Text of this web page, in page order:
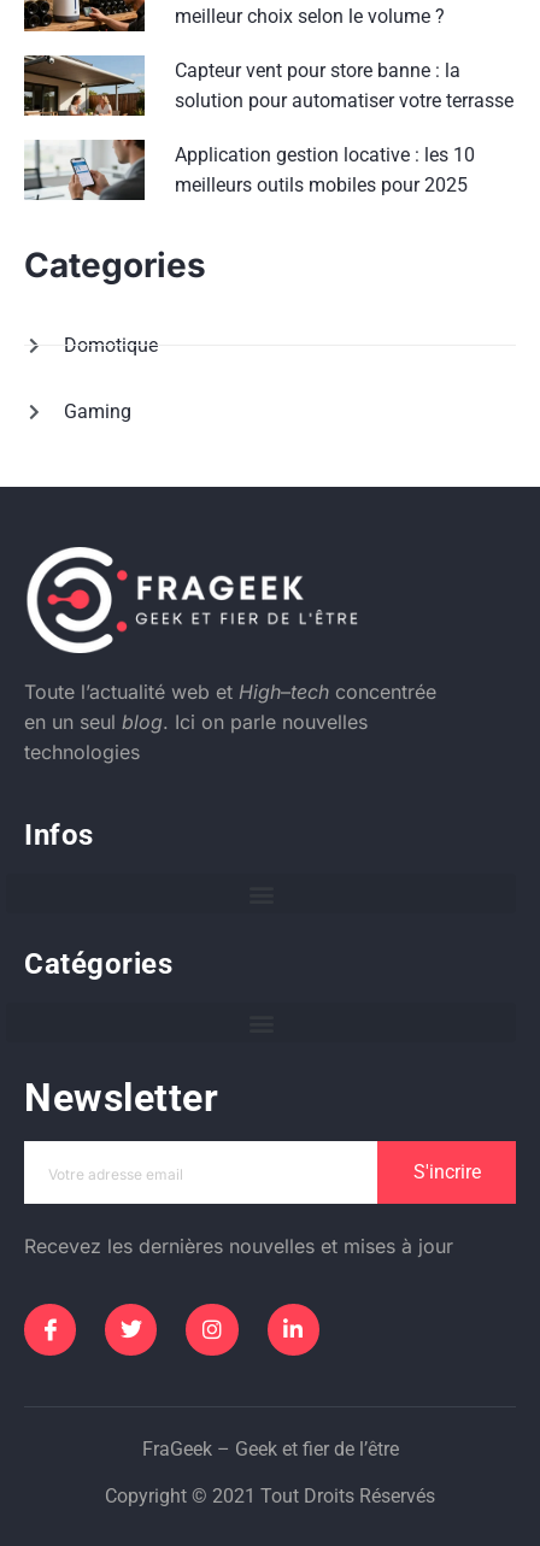
meilleur choix selon le volume ?
Capteur vent pour store banne : la
solution pour automatiser votre terrasse
Application gestion locative : les 10
meilleurs outils mobiles pour 2025
Categories
Domotique
Gaming
Toute l’actualité web et High–tech concentrée
en un seul blog. Ici on parle nouvelles
technologies
Infos
Catégories
Newsletter
S'incrire
Recevez les dernières nouvelles et mises à jour
FraGeek – Geek et fier de l’être
Copyright © 2021 Tout Droits Réservés